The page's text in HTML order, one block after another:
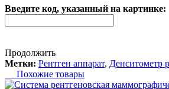
Введите код, указанный на картинке:
Продолжить
Метки: Рентген аппарат, Денситометр
Похожие товары